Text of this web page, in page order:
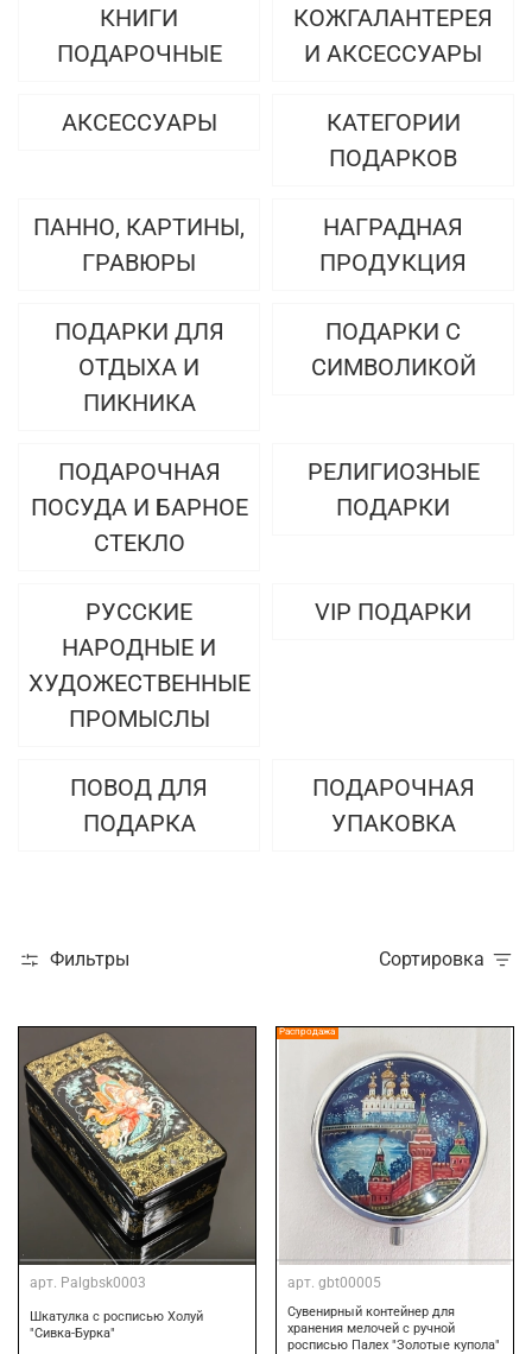
КНИГИ
ПОДАРОЧНЫЕ
КОЖГАЛАНТЕРЕЯ
И АКСЕССУАРЫ
АКСЕССУАРЫ
КАТЕГОРИИ
ПОДАРКОВ
ПАННО, КАРТИНЫ,
ГРАВЮРЫ
НАГРАДНАЯ
ПРОДУКЦИЯ
ПОДАРКИ ДЛЯ
ОТДЫХА И
ПИКНИКА
ПОДАРКИ С
СИМВОЛИКОЙ
ПОДАРОЧНАЯ
ПОСУДА И БАРНОЕ
СТЕКЛО
РЕЛИГИОЗНЫЕ
ПОДАРКИ
РУССКИЕ
НАРОДНЫЕ И
ХУДОЖЕСТВЕННЫЕ
ПРОМЫСЛЫ
VIP ПОДАРКИ
ПОВОД ДЛЯ
ПОДАРКА
ПОДАРОЧНАЯ
УПАКОВКА
Фильтры Сортировка
арт. Palgbsk0003
Шкатулка с росписью Холуй
"Сивка-Бурка"
Распродажа
арт. gbt00005
Сувенирный контейнер для
хранения мелочей с ручной
росписью Палех "Золотые купола"